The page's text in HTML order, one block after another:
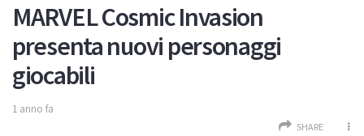
MARVEL Cosmic Invasion
presenta nuovi personaggi
giocabili
1 anno fa
SHARE